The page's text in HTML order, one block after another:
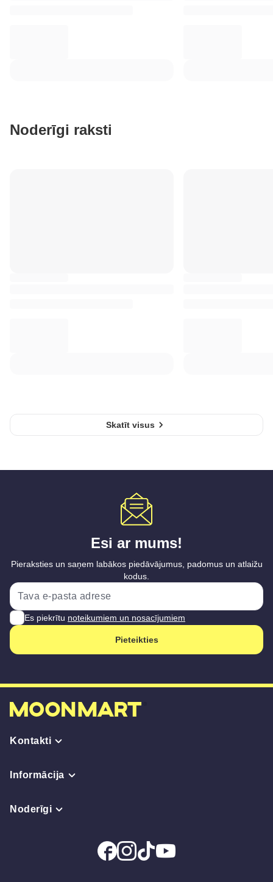
Noderīgi raksti
Skatīt visus
Esi ar mums!
Pieraksties un saņem labākos piedāvājumus, padomus un atlaižu
kodus.
Es piekrītu noteikumiem un nosacījumiem
Pieteikties
Kontakti
Informācija
Noderīgi